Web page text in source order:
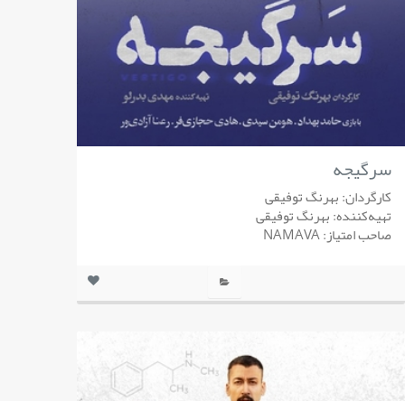
سرگیجه
کارگردان: بهرنگ توفیقی
تهیه‌کننده: بهرنگ توفیقی
صاحب امتیاز: NAMAVA